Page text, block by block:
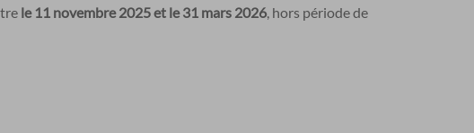
le 11 novembre 2025 et le 31 mars 2026, hors période de